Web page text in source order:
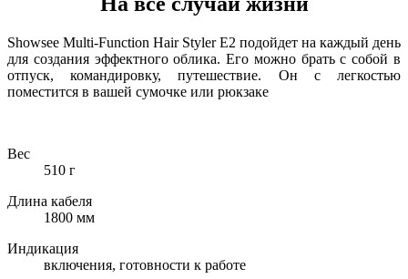
Showsee Multi-Function Hair Styler E2 подойдет на каждый день
для создания эффектного облика. Его можно брать с собой в
отпуск, командировку, путешествие. Он с легкостью
поместится в вашей сумочке или рюкзаке
Вес
510 г
Длина кабеля
1800 мм
Индикация
включения, готовности к работе